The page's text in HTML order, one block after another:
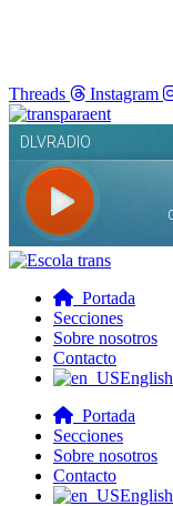
Threads Instagram
Portada
Secciones
Sobre nosotros
Contacto
English
Portada
Secciones
Sobre nosotros
Contacto
English